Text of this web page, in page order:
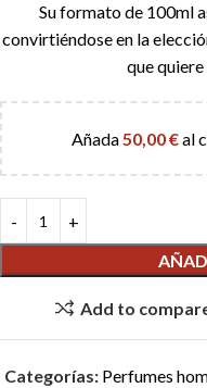
Su formato de 100ml
convirtiéndose en la
que
Añada50,00€al
Add to
Categorías: Perfumes